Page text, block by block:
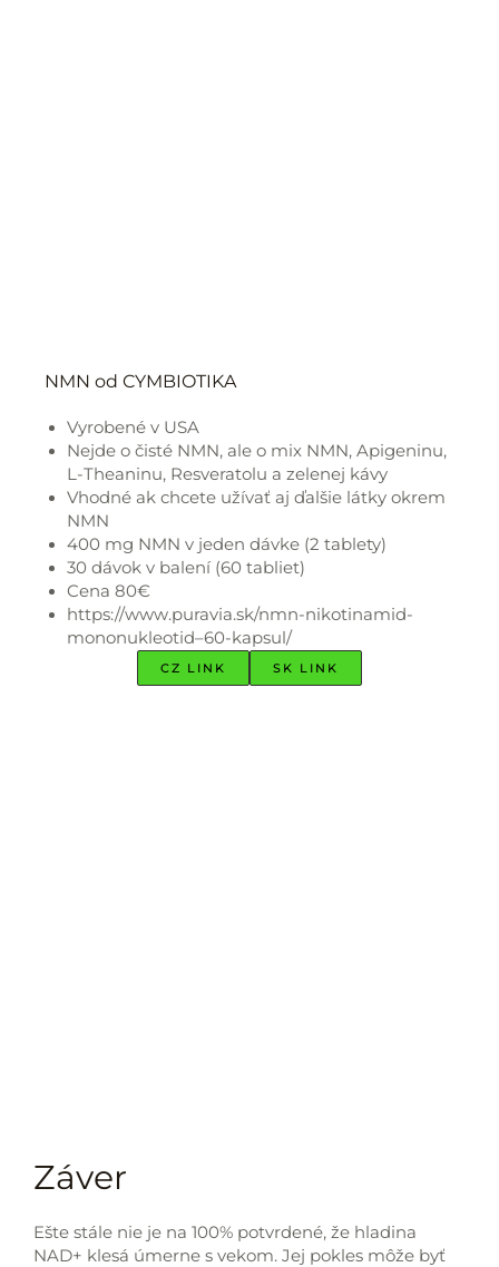
NMN od CYMBIOTIKA
Vyrobené v USA
Nejde o čisté NMN, ale o mix NMN, Apigeninu,
L-Theaninu, Resveratolu a zelenej kávy
Vhodné ak chcete užívať aj ďalšie látky okrem
NMN
400 mg NMN v jeden dávke (2 tablety)
30 dávok v balení (60 tabliet)
Cena 80€
https://www.puravia.sk/nmn-nikotinamid-
mononukleotid–60-kapsul/
CZ LINK SK LINK
Záver
Ešte stále nie je na 100% potvrdené, že hladina
NAD+ klesá úmerne s vekom. Jej pokles môže byť